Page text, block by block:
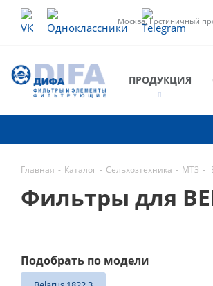
Москва, Гостиничный
ПРОДУКЦИЯ
Главная - Каталог - Сельхозтехника - МТЗ -
Фильтры для
Подобрать по модели